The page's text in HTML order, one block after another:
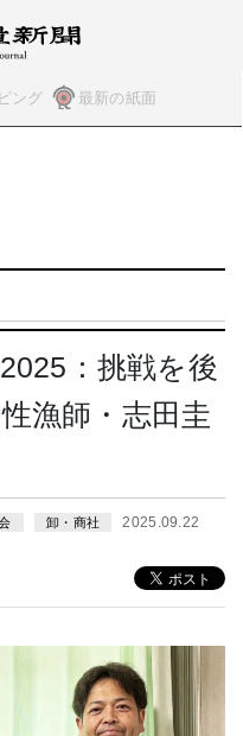
ング 最新の紙面
：挑戦を後
漁師・志田圭
卸・商社
2025.09.22